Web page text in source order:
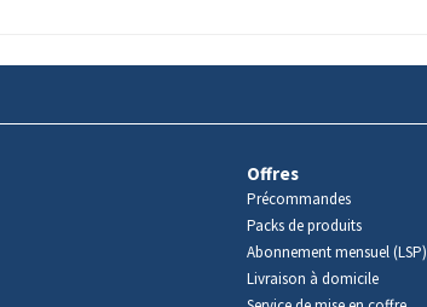
Offres
Précommandes
Packs de produits
Abonnement mensuel (LSP)
Livraison à domicile